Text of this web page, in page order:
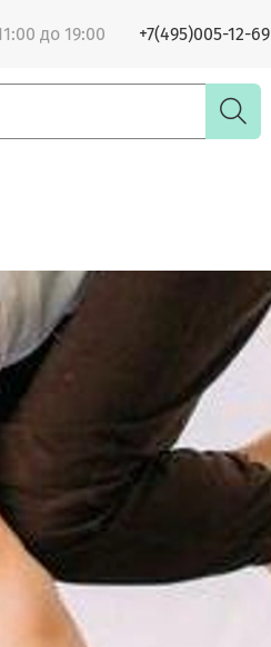
до 19:00 +7(495)005-12-69